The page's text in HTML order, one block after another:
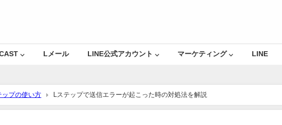
⌵ Lメール LINE公式アカウント ⌵ マーケティング ⌵ LINE
ップの使い方 Lステップで送信エラーが起こった時の対処法を解説